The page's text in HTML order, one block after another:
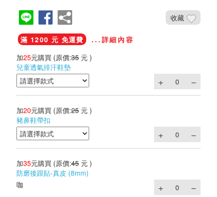
收藏
滿 1200 元 免運費
...詳細內容
加25元購買 (原價:35 元 )
兒童透氣排汗鞋墊
加20元購買 (原價:25 元 )
豬鼻鞋帶扣
加35元購買 (原價:45 元 )
防磨後跟貼-真皮 (8mm)
咖